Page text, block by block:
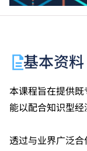
基本资料
本课程旨在提供
能以配合知识型经
透过与业界广泛